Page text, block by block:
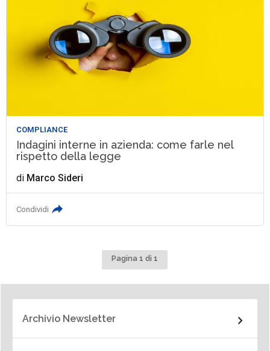
COMPLIANCE
Indagini interne in azienda: come farle nel
rispetto della legge
di Marco Sideri
Condividi
Pagina 1 di 1
Archivio Newsletter